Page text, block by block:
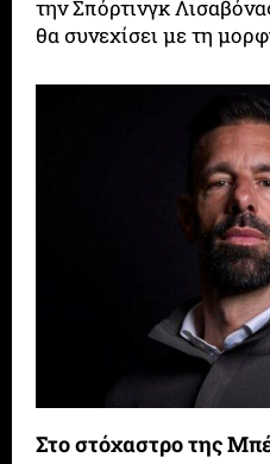
την Σπόρτινγκ
θα συνεχίσει με τη
Στο στόχαστρο της